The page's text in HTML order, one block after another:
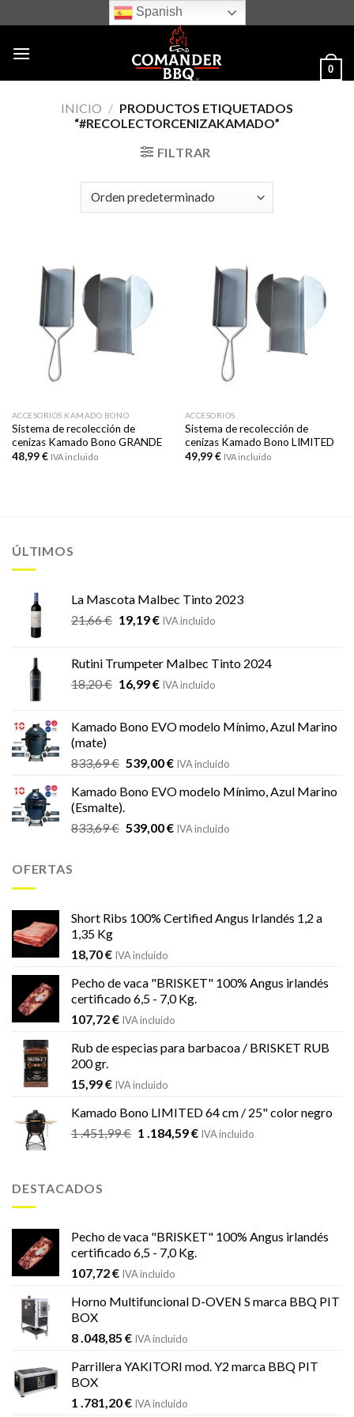
to
content
Spanish
0
INICIO / PRODUCTOS ETIQUETADOS
“#RECOLECTORCENIZAKAMADO”
FILTRAR
ACCESORIOS KAMADO BONO
Sistema de recolección de
cenizas Kamado Bono GRANDE
48,99€ IVA incluido
ACCESORIOS
Sistema de recolección de
cenizas Kamado Bono LIMITED
49,99€ IVA incluido
ÚLTIMOS
La Mascota Malbec Tinto 2023
21,66€ El
era:
21,66 €.
19,19€El
es:
19,19 €.
IVA incluido
Rutini Trumpeter Malbec Tinto 2024
18,20€ El
era:
16,99€El
es:
IVA incluido
Kamado Bono EVO modelo Mínimo, Azul Marino
(mate)
833,69€ El
original
era:
833,69 €.
539,00€El
actual
539,00 €.
IVA incluido
Kamado Bono EVO modelo Mínimo, Azul Marino
(Esmalte).
833,69€ El
539,00€ElIVA incluido
OFERTAS
Short Ribs 100% Certified Angus Irlandés 1,2 a
1,35 Kg
18,70€ IVA incluido
Pecho de vaca "BRISKET" 100% Angus irlandés
certificado 6,5 - 7,0 Kg.
107,72€ IVA incluido
Rub de especias para barbacoa / BRISKET RUB
200 gr.
15,99€ IVA incluido
Kamado Bono LIMITED 64 cm / 25" color negro
1 .451,99€ El
1 .184,59€ElIVA incluido
DESTACADOS
Pecho de vaca "BRISKET" 100% Angus irlandés
certificado 6,5 - 7,0 Kg.
107,72€ IVA incluido
Horno Multifuncional D-OVEN S marca BBQ PIT
BOX
8 .048,85 € IVA incluido
Parrillera YAKITORI mod. Y2 marca BBQ PIT
BOX
1 .781,20€ IVA incluido